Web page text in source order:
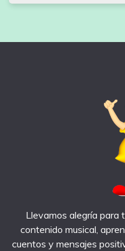
Llevamos alegría para
contenido musical,
cuentos y mensajes